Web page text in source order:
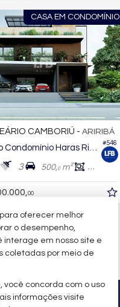
CASA EM CONDOMÍNIO
#546
CAMBORIÚ - ARIRIBÁ
Casa no Condomínio Haras Rio do Ouro
3 500,0m² 350,
00
encontrados
(nenhuma avaliação)
vender seu imóvel?
oferecer melhor
o desempenho,
interage em nosso site e
coletadas por meio de
você concorda com o uso
informações visite